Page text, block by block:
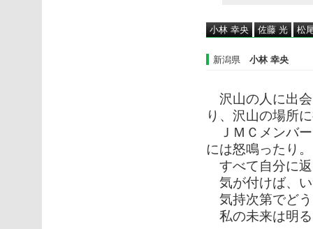
小林 幸央 佐藤 光 松
新潟県 小林 幸央
沢山の人に出会
り、沢山の場所
ＪＭＣメンバー
には怒鳴ったり。
すべて自分に
気が付けば、
気持次第でど
私の未来は明